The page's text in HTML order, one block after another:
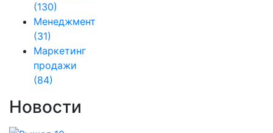
(130)
Менеджмент
(31)
Маркетинг
продажи
(84)
Новости